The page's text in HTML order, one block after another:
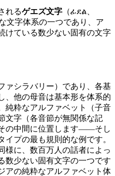
れるゲエズ文字 （ፊደል、
文字体系の一つであり、ア
けている数少ない固有の文字
ァシラバリー）であり、各基
、他の母音は基本形を体系的
純粋なアルファベット（子音
文字（各音節が無関係な記
の中間に位置します——そし
プの最も規則的な例です。
様に、数百万人の話者によっ
数少ない固有文字の一つです
アの純粋なアルファベット体